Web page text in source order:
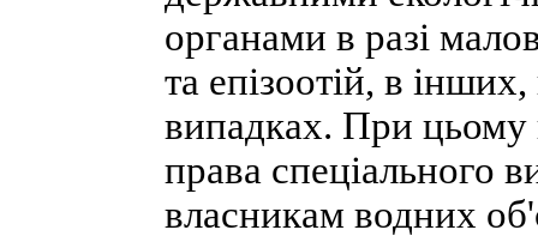
органами в разі
та епізоотій, в
випадках. При цьому
права спеціального
власникам водних